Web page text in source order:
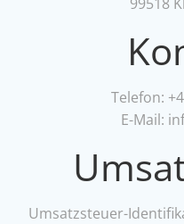
Telefon:
E-Mail:
Umsatzsteuer-